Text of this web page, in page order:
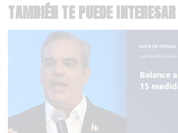
TAMBIÉN TE PUEDE INTERESAR